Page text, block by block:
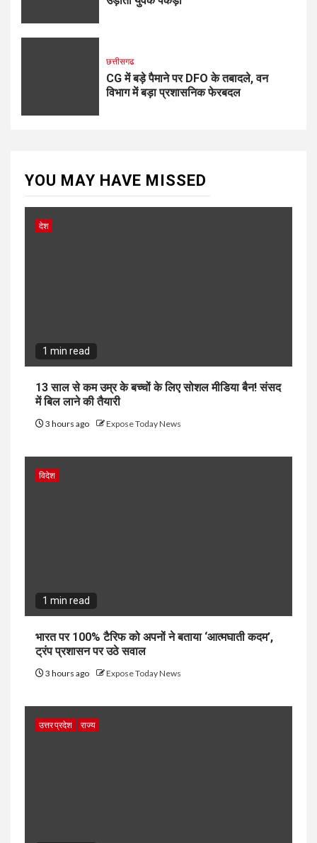
छत्तीसगढ
CG में बड़े पैमाने पर DFO के तबादले, वन
विभाग में बड़ा प्रशासनिक फेरबदल
YOU MAY HAVE MISSED
देश
1 min read
13 साल से कम उम्र के बच्चों के लिए सोशल मीडिया बैन! संसद
में बिल लाने की तैयारी
3 hours ago Expose Today News
विदेश
1 min read
भारत पर 100% टैरिफ को अपनों ने बताया ‘आत्मघाती कदम’,
ट्रंप प्रशासन पर उठे सवाल
3 hours ago Expose Today News
उत्तर प्रदेश राज्य